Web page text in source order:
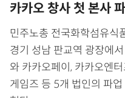
카카오 창사 첫 본사
민주노총 전국화학섬유식
경기 성남 판교역 광장에
와 카카오페이, 카카오엔
게임즈 등 5개 법인의 파